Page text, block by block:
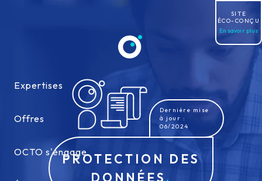
Expertises
Expertises
Offres
Offres
OCTO s'engage
OCTO s'engage
SITE
ÉCO-CONÇU
En savoir plus
Dernière mise
à jour :
06/2024
PROTECTION DES
DONNÉES